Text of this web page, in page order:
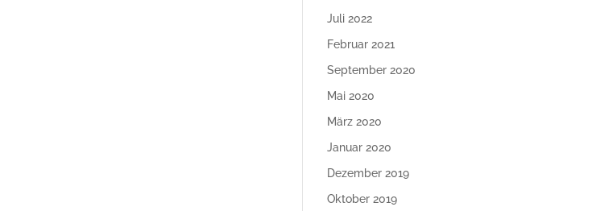
Juli 2022
Februar 2021
September 2020
Mai 2020
März 2020
Januar 2020
Dezember 2019
Oktober 2019